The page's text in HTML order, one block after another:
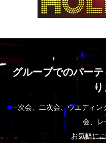
グループでのパー
り
一次会、二次会、ウエディ
会、
お気軽に